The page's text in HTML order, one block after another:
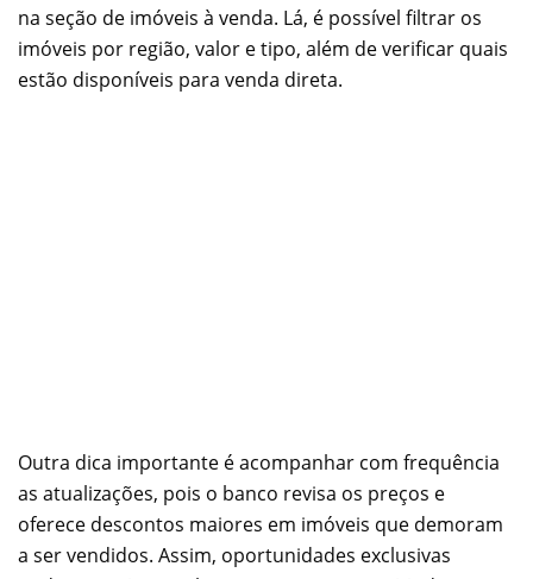
na seção de imóveis à venda. Lá, é possível filtrar os
imóveis por região, valor e tipo, além de verificar quais
estão disponíveis para venda direta.
Outra dica importante é acompanhar com frequência
as atualizações, pois o banco revisa os preços e
oferece descontos maiores em imóveis que demoram
a ser vendidos. Assim, oportunidades exclusivas